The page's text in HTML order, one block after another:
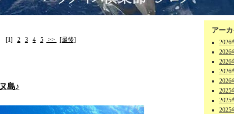
[1] 2 3 4 5 >> [最後]
島♪
アー
2026
2026
2026
2026
2026
2025
2025
2025